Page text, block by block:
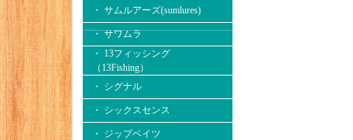
・ サムルアーズ(sumlures)
・ サワムラ
・ 13フィッシング
（13Fishing）
・ シグナル
・ シックスセンス
・ ジップベイツ